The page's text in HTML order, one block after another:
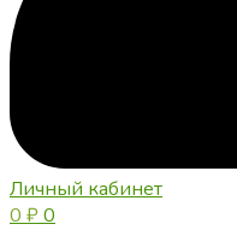
Личный кабинет
0 ₽0